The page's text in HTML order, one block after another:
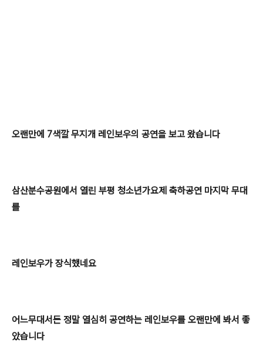
오랜만에 7색깔 무지개 레인보우의 공연을 보고 왔습니다
삼산분수공원에서 열린 부평 청소년가요제 축하공연 마지막 무대
를
레인보우가 장식했네요
어느무대서든 정말 열심히 공연하는 레인보우를 오랜만에 봐서 좋
았습니다